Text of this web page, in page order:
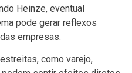
Heinze, eventual
pode gerar reflexos
empresas.
como varejo,